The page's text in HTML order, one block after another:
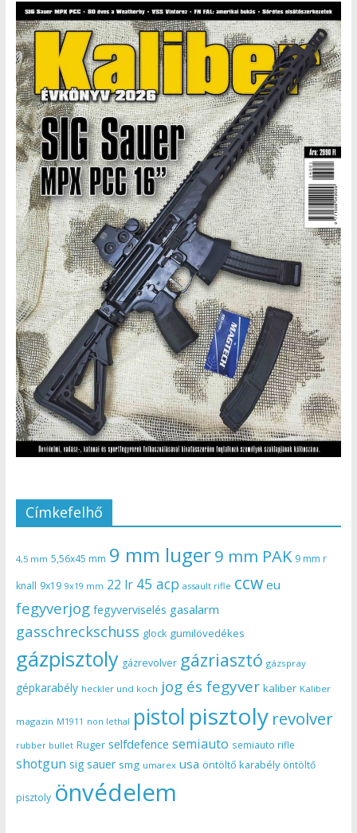
Címkefelhő
4,5 mm 5,56x45 mm 9 mm luger9 mm PAK 9 mm r
knall 9x19 9x19 mm 22 lr 45 acp assault rifle ccw eu
fegyverjog fegyverviselés gasalarm
gasschreckschuss glock gumilövedékes
gázpisztoly gázrevolver gázriasztó gázspray
gépkarabély heckler und koch jog és fegyver kaliber Kaliber
magazin M1911 non lethal pistol pisztoly revolver
rubber bullet Ruger selfdefence semiauto semiauto rifle
shotgun sig sauer smg umarex usa öntöltő karabély öntöltő
pisztoly önvédelem